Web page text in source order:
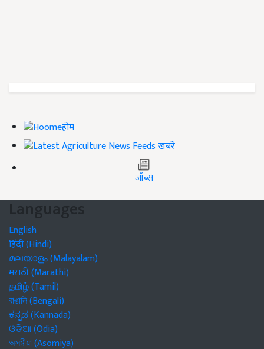
होम
ख़बरें
जॉब्स
Languages
English
हिंदी (Hindi)
മലയാളം (Malayalam)
मराठी (Marathi)
தமிழ் (Tamil)
বাঙালি (Bengali)
ಕನ್ನಡ (Kannada)
ଓଡିଆ (Odia)
অসমীয়া (Asomiya)